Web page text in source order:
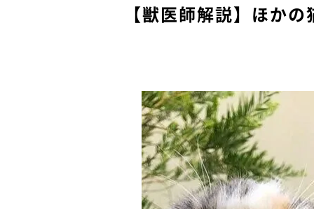
【獣医師解説】ほか